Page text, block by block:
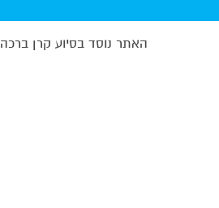
האתר נוסד בסיוע קרן ברכה